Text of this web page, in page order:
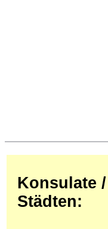
Konsulate
Städten: